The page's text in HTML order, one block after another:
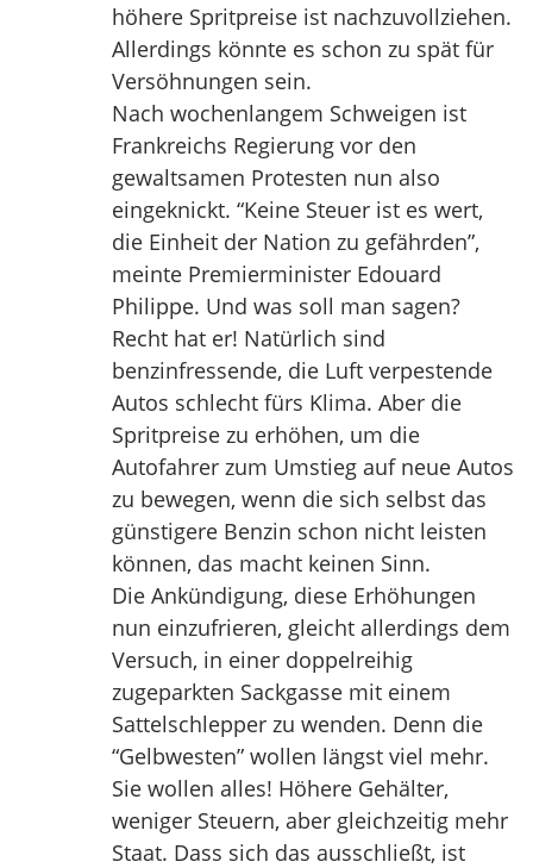
höhere Spritpreise ist nachzuvollziehen.
Allerdings könnte es schon zu spät für
Versöhnungen sein.
Nach wochenlangem Schweigen ist
Frankreichs Regierung vor den
gewaltsamen Protesten nun also
eingeknickt. “Keine Steuer ist es wert,
die Einheit der Nation zu gefährden”,
meinte Premierminister Edouard
Philippe. Und was soll man sagen?
Recht hat er! Natürlich sind
benzinfressende, die Luft verpestende
Autos schlecht fürs Klima. Aber die
Spritpreise zu erhöhen, um die
Autofahrer zum Umstieg auf neue Autos
zu bewegen, wenn die sich selbst das
günstigere Benzin schon nicht leisten
können, das macht keinen Sinn.
Die Ankündigung, diese Erhöhungen
nun einzufrieren, gleicht allerdings dem
Versuch, in einer doppelreihig
zugeparkten Sackgasse mit einem
Sattelschlepper zu wenden. Denn die
“Gelbwesten” wollen längst viel mehr.
Sie wollen alles! Höhere Gehälter,
weniger Steuern, aber gleichzeitig mehr
Staat. Dass sich das ausschließt, ist